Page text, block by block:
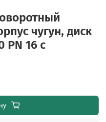
чугун, диск
PN 16 с